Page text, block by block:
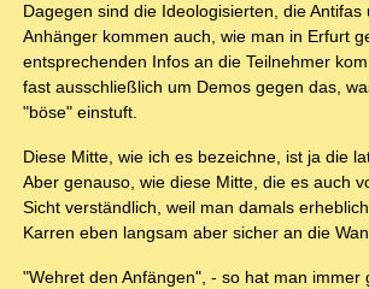
Dagegen sind die Ideologisierten, die
Anhänger kommen auch, wie man in Erfurt
entsprechenden Infos an die Teilnehmer
fast ausschließlich um Demos gegen das,
"böse" einstuft.
Diese Mitte, wie ich es bezeichne, ist ja die
Aber genauso, wie diese Mitte, die es auch
Sicht verständlich, weil man damals
Karren eben langsam aber sicher an die
"Wehret den Anfängen", - so hat man